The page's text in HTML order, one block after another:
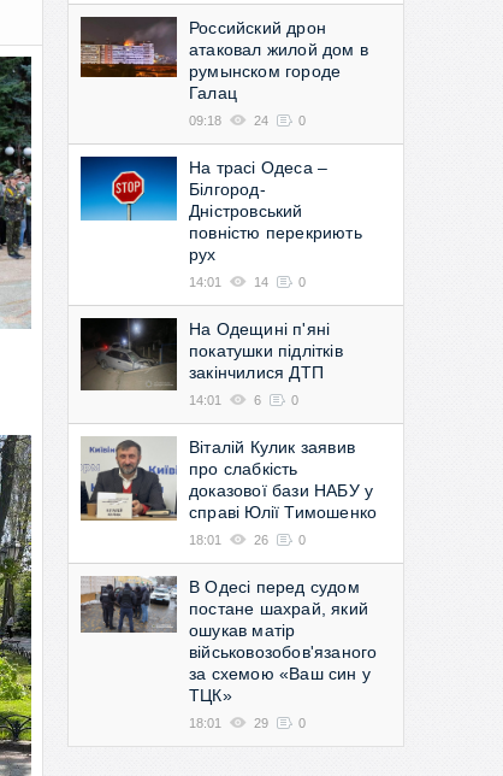
Российский дрон
атаковал жилой дом в
румынском городе
Галац
09:18 24 0
На трасі Одеса –
Білгород-
Дністровський
повністю перекриють
рух
14:01 14 0
На Одещині п'яні
покатушки підлітків
закінчилися ДТП
14:01 6 0
Віталій Кулик заявив
про слабкість
доказової бази НАБУ у
справі Юлії Тимошенко
18:01 26 0
В Одесі перед судом
постане шахрай, який
ошукав матір
військовозобов'язаного
за схемою «Ваш син у
ТЦК»
18:01 29 0